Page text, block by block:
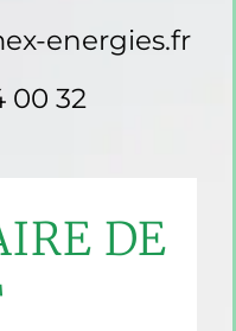
energies.fr
00 32
DE